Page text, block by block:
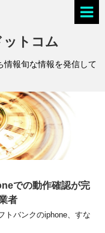
ットコム
報旬な情報を発信して
での動作確認が完
者
トバンクのiphone、すな